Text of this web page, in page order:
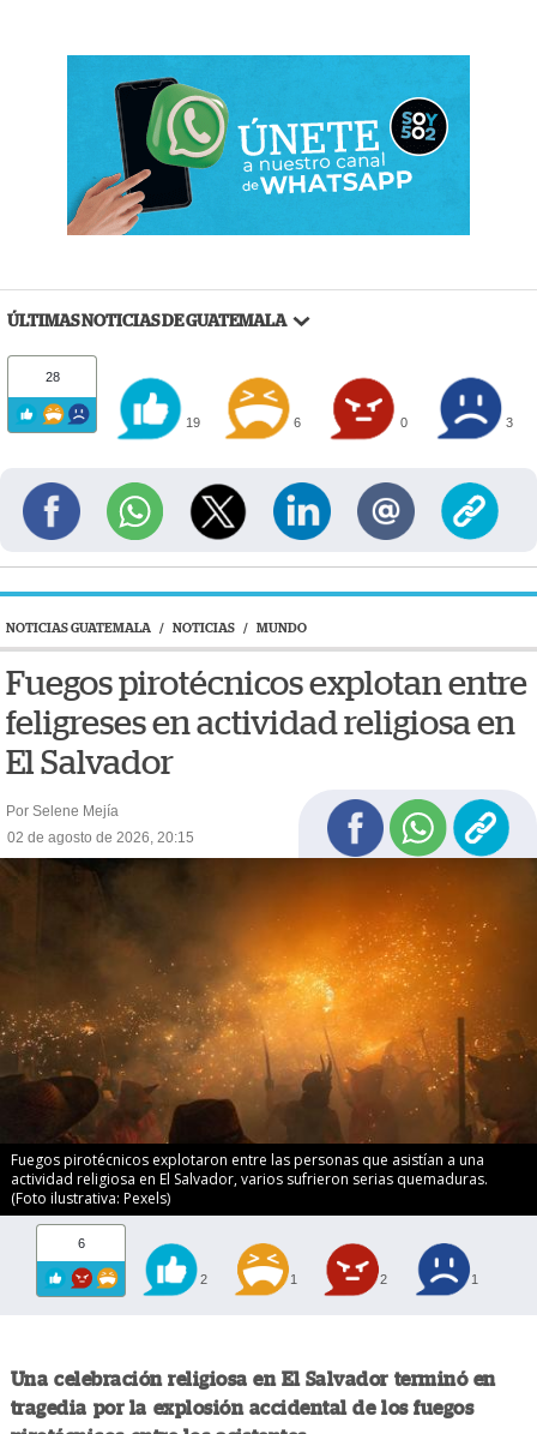
ÚLTIMAS NOTICIAS DE GUATEMALA
28
19 6 0 3
NOTICIAS GUATEMALA / NOTICIAS / MUNDO
Fuegos pirotécnicos explotan entre
feligreses en actividad religiosa en
El Salvador
Por Selene Mejía
02 de agosto de 2026, 20:15
Fuegos pirotécnicos explotaron entre las personas que asistían a una
actividad religiosa en El Salvador, varios sufrieron serias quemaduras.
(Foto ilustrativa: Pexels)
6
2 1 2 1
Una celebración religiosa en El Salvador terminó en
tragedia por la explosión accidental de los fuegos